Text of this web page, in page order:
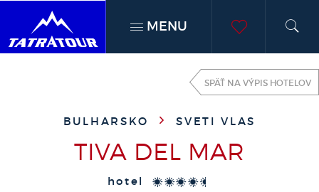
MENU
SPÄŤ NA VÝPIS HOTELOV
BULHARSKO SVETI VLAS
TIVA DEL MAR
hotel ****+